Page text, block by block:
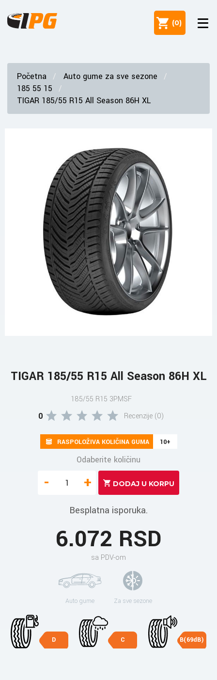
(0)
Početna
Auto gume za sve sezone
185 55 15
TIGAR 185/55 R15 All Season 86H XL
TIGAR 185/55 R15 All Season 86H XL
185/55 R15 3PMSF
0 Recenzije (0)
RASPOLOŽIVA KOLIČINA GUMA 10+
Odaberite količinu
- +
Besplatna isporuka.
6.072 RSD
sa PDV-om
Auto gume Za sve sezone
D C B(69dB)